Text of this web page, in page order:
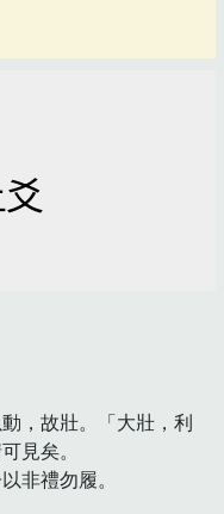
，故壯。「大壯，利
見矣。
非禮勿履。